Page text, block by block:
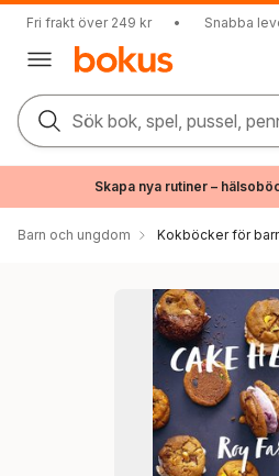
Fri frakt över 249 kr • Snabba
Sök bok, spel, pussel,
Skapa nya rutiner –
Barn och ungdom Kokböcker för